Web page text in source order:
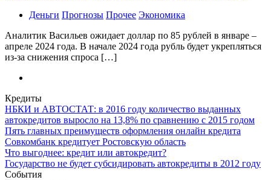
Деньги Прогнозы Прочее Экономика
Аналитик Васильев ожидает доллар по 85 рублей в январе –
апреле 2024 года. В начале 2024 года рубль будет укрепляться
из-за снижения спроса […]
Кредиты
НБКИ и АВТОСТАТ: в 2016 году количество выданных
автокредитов выросло на 13,8% по сравнению с 2015 годом
Пять главных преимуществ оформления онлайн кредита
Совкомбанк кредитует Ростовскую область
Что выгоднее: кредит или автокредит?
Государство не будет субсидировать автокредиты в 2012 году
События